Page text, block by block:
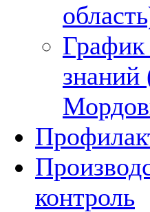
График
знаний
контроль